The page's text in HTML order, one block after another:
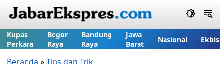
Kupas
Perkara
Bogor
Raya
Bandung
Raya
Jawa
Barat
Nasional Ekbis
Beranda »Tips dan Trik